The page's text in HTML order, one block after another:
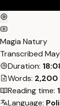
Magia Natury
Transcribed
Duration:
Words: 2,200
Reading time:
Language: